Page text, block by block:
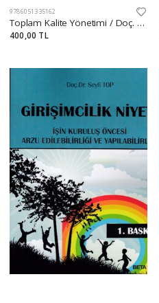
9786051335162
Toplam Kalite Yönetimi / Doç. Dr. Said Kıngır
400,00 TL